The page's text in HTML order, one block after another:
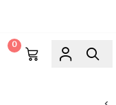
0